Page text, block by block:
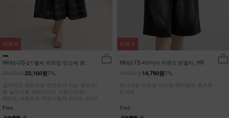
NK62-OS-21/벨비 뒤트임 민소매 원피
7%
23,160원
감각적인 패턴으로 포인트가 되는 원피스!
뒷 슬릿으로 뒤태마저도 사랑스러워!
넥라인 셔링으로 자연스럽게 퍼지는 라인!
Free
리뷰 0
NK62-TS-40/미야 라운드 반팔티_HR
7%
14,790원
유니크한 드로잉 아트와 레터링의 루즈핏
티셔츠
Free
리뷰 0